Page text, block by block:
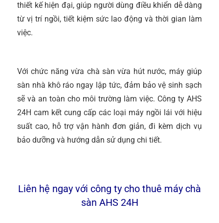
thiết kế hiện đại, giúp người dùng điều khiển dễ dàng
từ vị trí ngồi, tiết kiệm sức lao động và thời gian làm
việc.
Với chức năng vừa chà sàn vừa hút nước, máy giúp
sàn nhà khô ráo ngay lập tức, đảm bảo vệ sinh sạch
sẽ và an toàn cho môi trường làm việc. Công ty AHS
24H cam kết cung cấp các loại máy ngồi lái với hiệu
suất cao, hỗ trợ vận hành đơn giản, đi kèm dịch vụ
bảo dưỡng và hướng dẫn sử dụng chi tiết.
Liên hệ ngay với công ty cho thuê máy chà
sàn AHS 24H